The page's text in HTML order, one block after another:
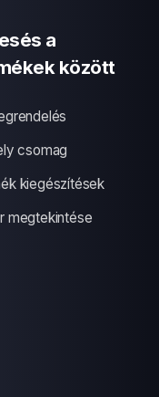
a
között
csomag
kiegészítések
megtekintése